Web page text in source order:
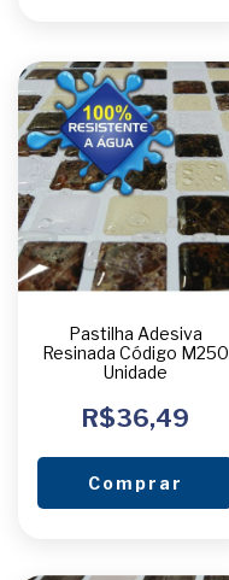
Pastilha Adesiva
Resinada Código M250
Unidade
R$36,49
Comprar